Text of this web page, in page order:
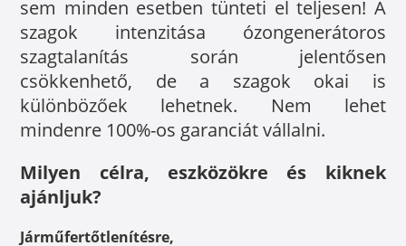
sem minden esetben tünteti el teljesen! A
szagok intenzitása ózongenerátoros
szagtalanítás során jelentősen
csökkenhető, de a szagok okai is
különbözőek lehetnek. Nem lehet
mindenre 100%-os garanciát vállalni.
Milyen célra, eszközökre és kiknek
ajánljuk?
Járműfertőtlenítésre,